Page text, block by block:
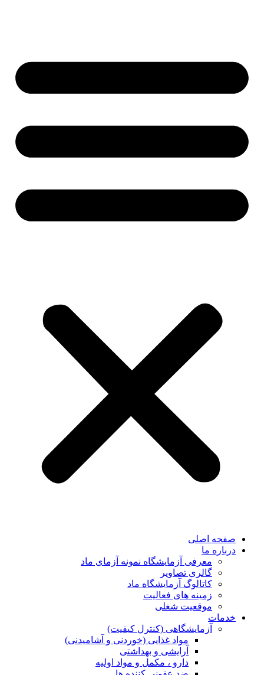
صفحه اصلی
درباره ما
معرفی آزمایشگاه نمونه آزمای ماد
گالری تصاویر
کاتالوگ آزمایشگاه ماد
زمینه های فعالیت
موقعیت شغلی
خدمات
آزمایشگاهی (کنترل کیفیت)
مواد غذایی (خوردنی و آشامیدنی)
آرایشی و بهداشتی
دارو ، مکمل و مواد اولیه